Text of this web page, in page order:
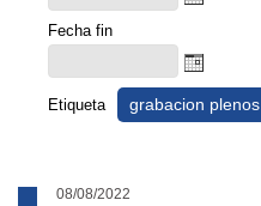
Fecha fin
Etiqueta grabacion plenos
08/08/2022